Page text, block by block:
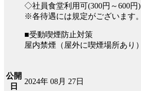
◇社員食堂利用可(300円～600円)
※各待遇には規定がございます。
■受動喫煙防止対策
屋内禁煙（屋外に喫煙場所あり）
公開
日
2024年 08月 27日